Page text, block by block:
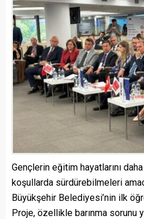
Gençlerin eğitim hayatlarını
koşullarda sürdürebilmeleri
Büyükşehir Belediyesi’nin ilk
Proje, özellikle barınma sorunu